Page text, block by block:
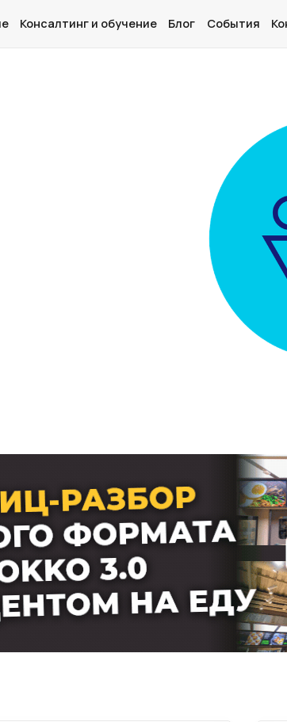
использования материалов
конфиденциальности и cookie
Консалтинг и обучение Блог События